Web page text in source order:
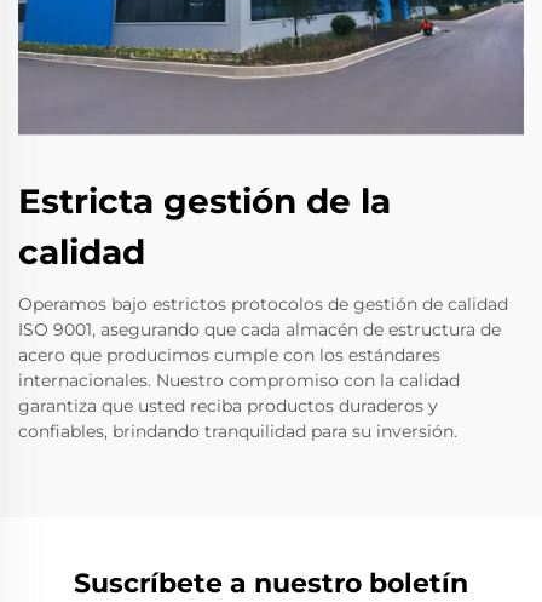
Estricta gestión de la
calidad
Operamos bajo estrictos protocolos de gestión de calidad
ISO 9001, asegurando que cada almacén de estructura de
acero que producimos cumple con los estándares
internacionales. Nuestro compromiso con la calidad
garantiza que usted reciba productos duraderos y
confiables, brindando tranquilidad para su inversión.
Suscríbete a nuestro boletín